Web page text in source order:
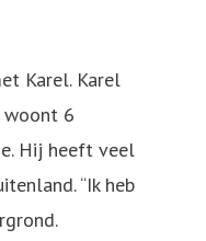
Karel. Karel
woont 6
Hij heeft veel
“Ik heb